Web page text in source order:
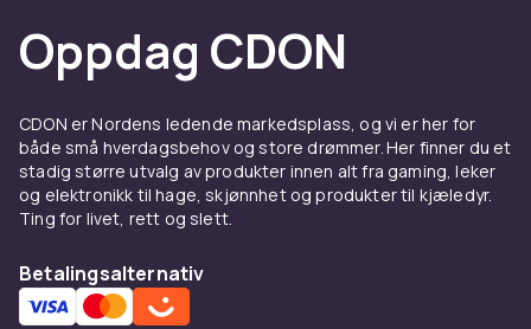
Oppdag CDON
CDON er Nordens ledende markedsplass, og vi er her for
både små hverdagsbehov og store drømmer. Her finner du et
stadig større utvalg av produkter innen alt fra gaming, leker
og elektronikk til hage, skjønnhet og produkter til kjæledyr.
Ting for livet, rett og slett.
Betalingsalternativ